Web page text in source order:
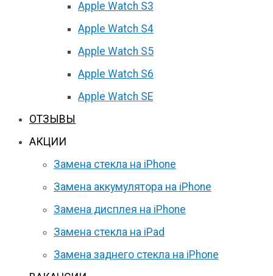
Apple Watch S3
Apple Watch S4
Apple Watch S5
Apple Watch S6
Apple Watch SE
ОТЗЫВЫ
АКЦИИ
Замена стекла на iPhone
Замена аккумулятора на iPhone
Замена дисплея на iPhone
Замена стекла на iPad
Замена заднего стекла на iPhone